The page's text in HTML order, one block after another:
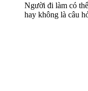
Người đi làm có
hay không là câu